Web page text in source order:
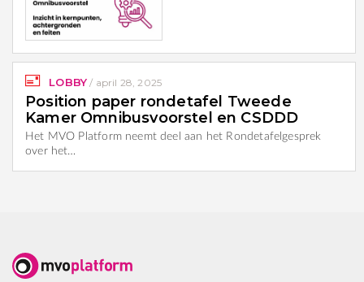
LOBBY / april 28, 2025
Position paper rondetafel Tweede
Kamer Omnibusvoorstel en CSDDD
Het MVO Platform neemt deel aan het Rondetafelgesprek
over het…